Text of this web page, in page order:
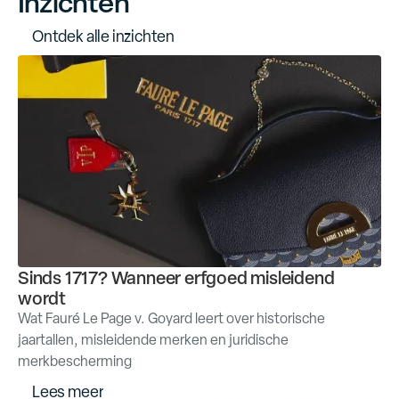
Ontdekalleinzichten
Sinds 1717? Wanneer erfgoed misleidend
wordt
Wat Fauré Le Page v. Goyard leert over historische
jaartallen, misleidende merken en juridische
merkbescherming
Lees meer